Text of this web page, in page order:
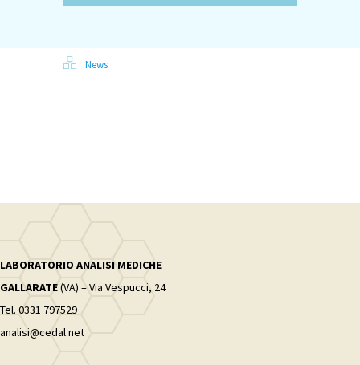
News
LABORATORIO ANALISI MEDICHE
GALLARATE(VA) – Via Vespucci, 24
Tel. 0331 797529
analisi@cedal.net